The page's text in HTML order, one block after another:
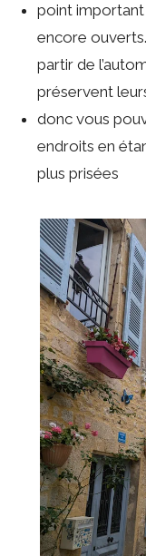
point
encore
partir de
préservent
donc vous
endroits en
plus prisées